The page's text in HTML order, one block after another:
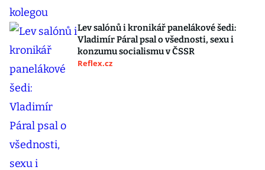
Lev salónů i kronikář panelákové šedi:
Vladimír Páral psal o všednosti, sexu i
konzumu socialismu v ČSSR
Reflex.cz